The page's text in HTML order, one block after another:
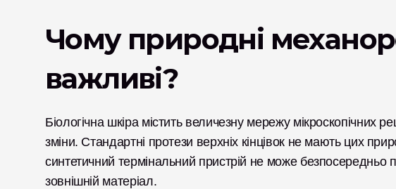
Чому природні
важливі?
Біологічна шкіра містить величезну мережу мікроскопічних
зміни. Стандартні протези верхніх кінцівок не мають цих
синтетичний термінальний пристрій не може безпосередньо
зовнішній матеріал.